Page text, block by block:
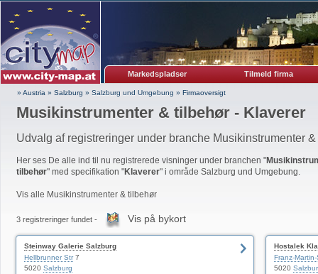
Markedspladser Tilmeld firma
» Austria » Salzburg » Salzburg und Umgebung » Firmaoversigt
Musikinstrumenter & tilbehør - Klaverer
Udvalg af registreringer under branche Musikinstrumenter
Her ses De alle ind til nu registrerede visninger under branchen "
tilbehør" med specifikation "Klaverer" i område Salzburg und Umgebung.
Vis alle Musikinstrumenter & tilbehør
3 registreringer fundet - Vis på bykort
Steinway Galerie Salzburg
Hellbrunner Str7
5020 Salzburg
Hostalek
Franz-Martin-
5020